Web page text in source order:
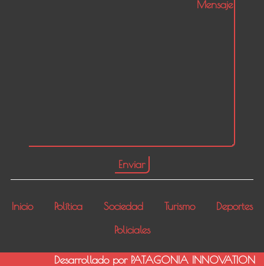
Inicio Política Sociedad Turismo
Deportes
Policiales
Desarrollado por PATAGONIA INNOVATION